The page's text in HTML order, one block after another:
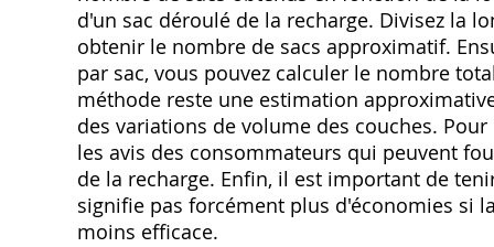
d'un sac déroulé de la recharge. Divisez la
obtenir le nombre de sacs approximatif.
par sac, vous pouvez calculer le nombre
méthode reste une estimation
des variations de volume des couches.
les avis des consommateurs qui peuvent
de la recharge. Enfin, il est important de
signifie pas forcément plus d'économies si
moins efficace.